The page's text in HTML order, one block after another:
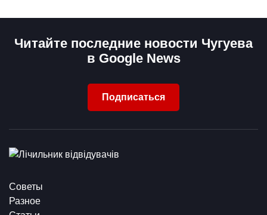
Читайте последние новости Чугуева
в Google News
Подписаться
Советы
Разное